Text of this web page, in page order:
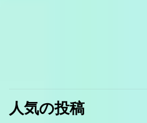
人気の投稿